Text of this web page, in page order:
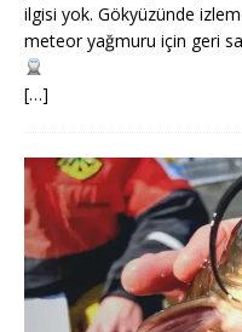
ilgisi yok. Gökyüzünde
meteor yağmuru için geri
[…]